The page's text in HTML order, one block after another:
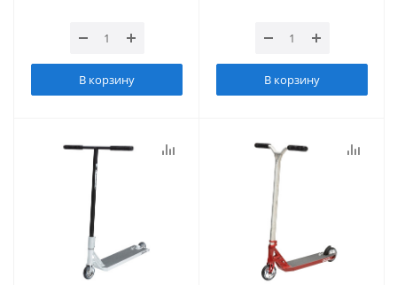
В корзину В корзину